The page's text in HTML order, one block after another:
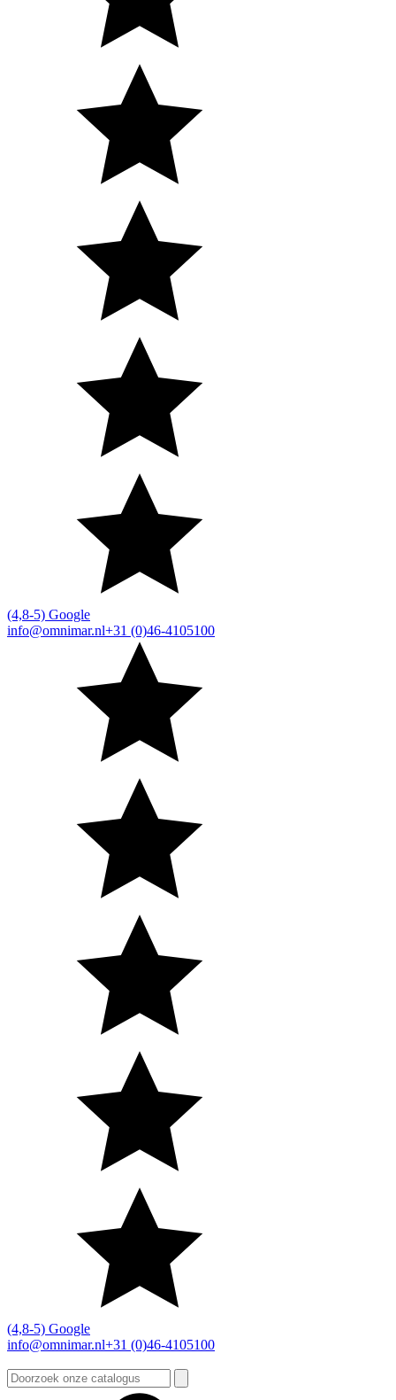
(4,8-5) Google
info@omnimar.nl+31 (0)46-4105100
(4,8-5) Google
info@omnimar.nl+31 (0)46-4105100
Zoeken
naar: